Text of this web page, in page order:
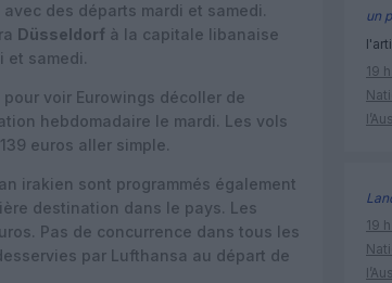
, avec des départs mardi et samedi.
Düsseldorf à la capitale libanaise
et samedi.
voir Eurowings décoller de
hebdomadaire le mardi. Les vols
euros aller simple.
irakien sont programmés également
destination dans le pays. Les
Pas de concurrence dans tous les
par Lufthansa au départ de
un
19
19